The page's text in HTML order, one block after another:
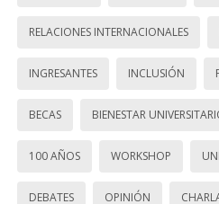
RELACIONES INTERNACIONALES
INGRESANTES INCLUSIÓN
BECAS BIENESTAR
100 AÑOS WORKSHOP
DEBATES OPINIÓN